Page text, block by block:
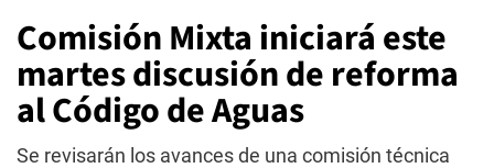
Comisión Mixta iniciará este
martes discusión de reforma
al Código de Aguas
Se revisarán los avances de una comisión técnica